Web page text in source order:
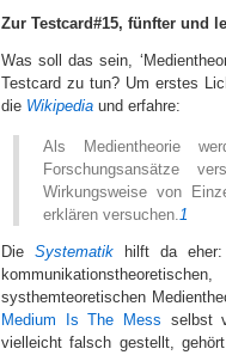
Zur Testcard#15, fünfter und
Was soll das sein,
Testcard zu tun? Um erstes
die Wikipedia und erfahre:
Als Medientheorie
Forschungsansätze
Wirkungsweise von
erklären versuchen.1
Die Systematik hilft da eher:
systhemteoretischen
Medium Is The Mess selbst
vielleicht falsch gestellt,